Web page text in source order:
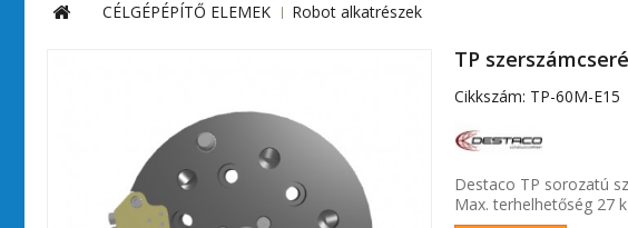
CÉLGÉPÉPÍTŐ ELEMEK Robot alkatrészek
TP
Cikkszám: TP-60M-E15
Destaco TP sorozatú
Max. terhelhetőség 27